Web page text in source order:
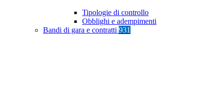
Tipologie di controllo
Obblighi e adempimenti
Bandi di gara e contratti 931